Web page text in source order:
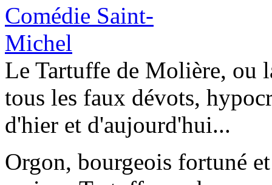
Le Tartuffe de Molière, ou
tous les faux dévots,
d'hier et d'aujourd'hui...
Orgon, bourgeois fortuné